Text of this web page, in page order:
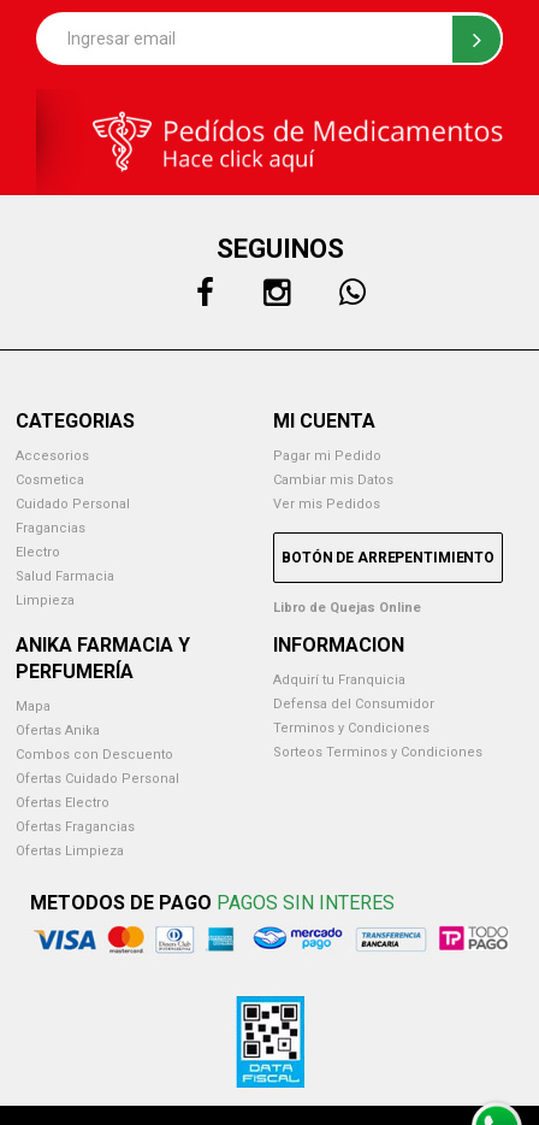
SEGUINOS
CATEGORIAS
Accesorios
Cosmetica
Cuidado Personal
Fragancias
Electro
Salud Farmacia
Limpieza
MI CUENTA
Pagar mi Pedido
Cambiar mis Datos
Ver mis Pedidos
BOTÓN DE ARREPENTIMIENTO
Libro de Quejas Online
ANIKA FARMACIA Y
PERFUMERÍA
Mapa
Ofertas Anika
Combos con Descuento
Ofertas Cuidado Personal
Ofertas Electro
Ofertas Fragancias
Ofertas Limpieza
INFORMACION
Adquirí tu Franquicia
Defensa del Consumidor
Terminos y Condiciones
Sorteos Terminos y Condiciones
METODOS DE PAGO PAGOS SIN INTERES